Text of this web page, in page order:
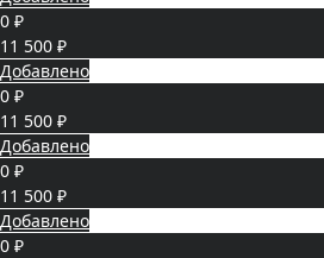
0 ₽
11 500 ₽
Добавлено
0 ₽
11 500 ₽
Добавлено
0 ₽
11 500 ₽
Добавлено
0 ₽